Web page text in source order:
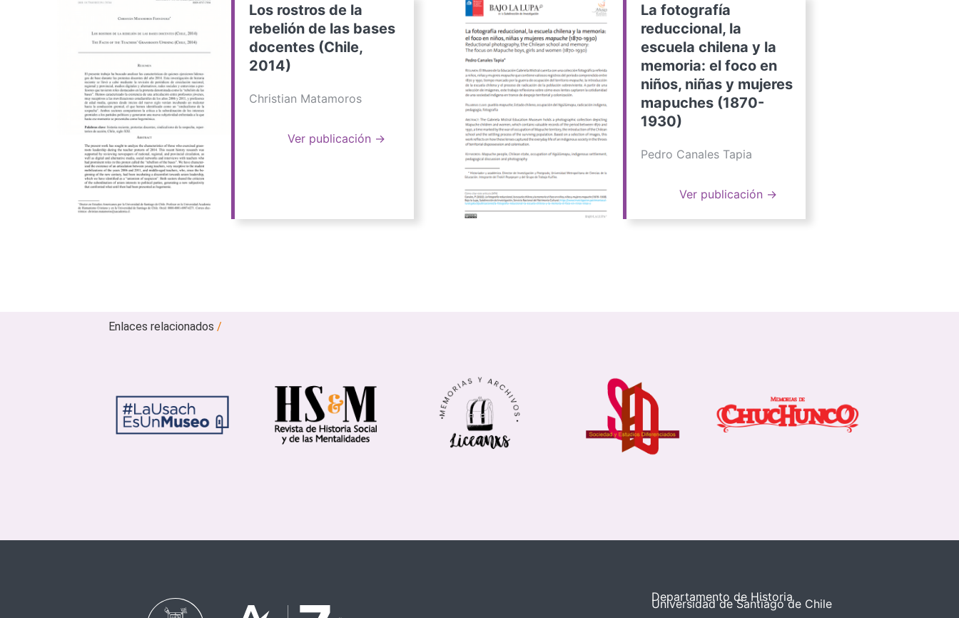
Los rostros de la
rebelión de las bases
docentes (Chile,
2014)
Christian Matamoros
Ver publicación →
La fotografía
reduccional, la
escuela chilena y la
memoria: el foco en
niños, niñas y mujeres
mapuches (1870-
1930)
Pedro Canales Tapia
Ver publicación →
Enlaces relacionados/
Departamento de Historia
Universidad de Santiago de Chile